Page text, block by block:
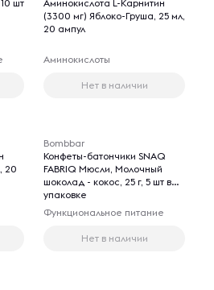
шт
Аминокислота L-Карнитин
(3300 мг) Яблоко-Груша, 25 мл,
20 ампул
Аминокислоты
Нет в наличии
20
Bombbar
Конфеты-батончики SNAQ
FABRIQ Мюсли, Молочный
шоколад - кокос, 25 г, 5 шт в
упаковке
Функциональное питание
Нет в наличии